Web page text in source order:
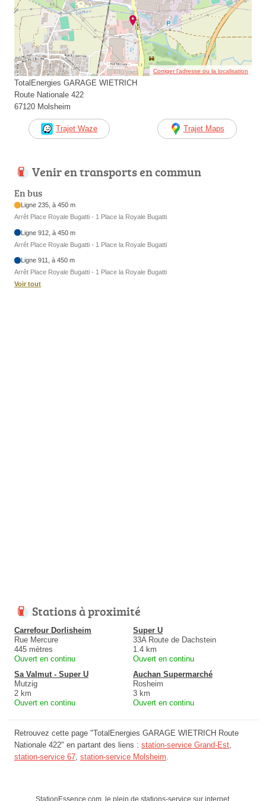
Corriger l’adresse ou la localisation
TotalEnergies GARAGE WIETRICH
Route Nationale 422
67120 Molsheim
Trajet Waze Trajet Maps
Venir en transports en commun
En bus
Ligne 235, à 450 m
Arrêt Place Royale Bugatti - 1 Place la Royale Bugatti
Ligne 912, à 450 m
Arrêt Place Royale Bugatti - 1 Place la Royale Bugatti
Ligne 911, à 450 m
Arrêt Place Royale Bugatti - 1 Place la Royale Bugatti
Voir tout
Stations à proximité
Carrefour Dorlisheim
Rue Mercure
445 mètres
Ouvert en continu
Super U
33A Route de Dachstein
1.4 km
Ouvert en continu
Sa Valmut - Super U
Mutzig
2 km
Ouvert en continu
Auchan Supermarché
Rosheim
3 km
Ouvert en continu
Retrouvez cette page "TotalEnergies GARAGE WIETRICH Route
Nationale 422" en partant des liens : station-service Grand-Est,
station-service 67, station-service Molsheim.